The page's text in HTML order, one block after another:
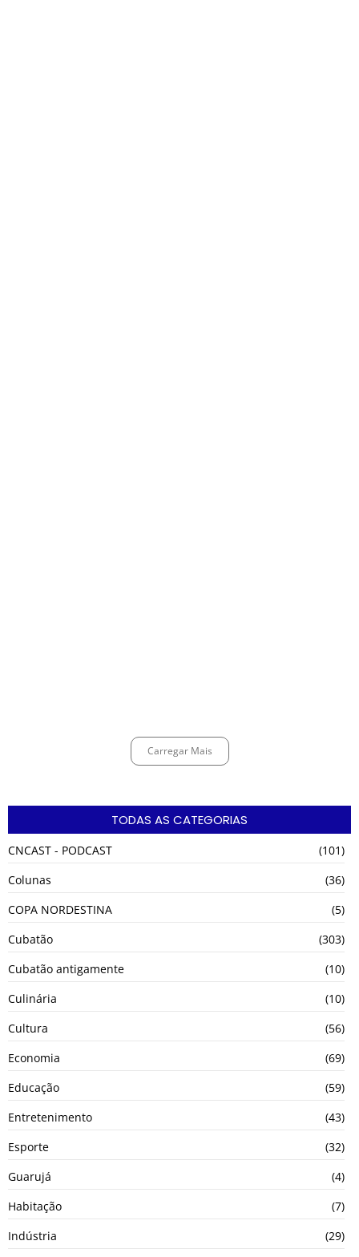
Carregar Mais
TODAS AS CATEGORIAS
CNCAST - PODCAST
(101)
Colunas
(36)
COPA NORDESTINA
(5)
Cubatão
(303)
Cubatão antigamente
(10)
Culinária
(10)
Cultura
(56)
Economia
(69)
Educação
(59)
Entretenimento
(43)
Esporte
(32)
Guarujá
(4)
Habitação
(7)
Indústria
(29)